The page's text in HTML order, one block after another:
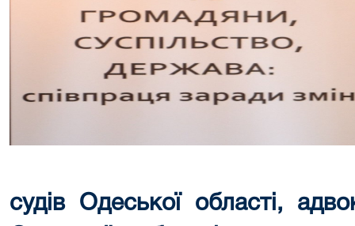
судів Одеської області,